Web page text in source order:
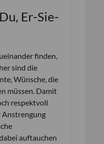
Er-Sie-
finden,
sind die
Wünsche, die
müssen. Damit
respektvoll
Anstrengung
auftauchen